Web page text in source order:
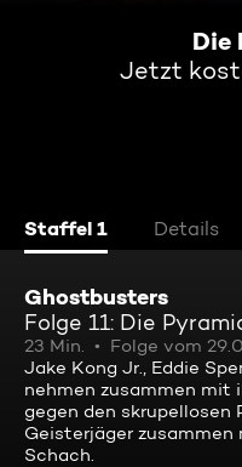
Die
Jetzt
Staffel 1 Details
Ghostbusters
Folge 11: Die
23 Min. Folge vom
Jake Kong Jr., Eddie
nehmen zusammen mit
gegen den skrupellosen
Geisterjäger
Schach.